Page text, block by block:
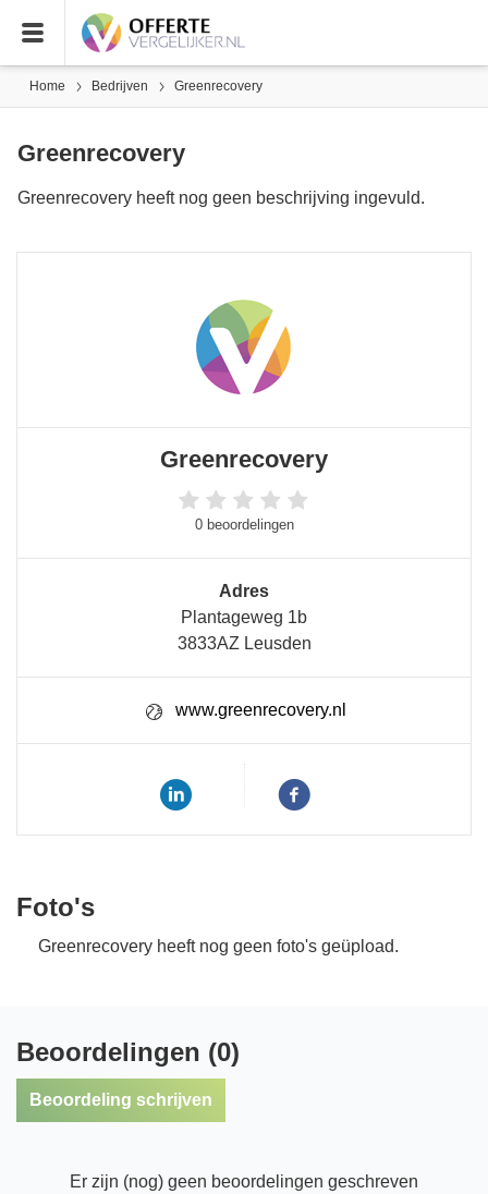
Home Bedrijven Greenrecovery
Greenrecovery
Greenrecovery heeft nog geen beschrijving ingevuld.
Greenrecovery
0 beoordelingen
Adres
Plantageweg 1b
3833AZ Leusden
www.greenrecovery.nl
Foto's
Greenrecovery heeft nog geen foto's geüpload.
Beoordelingen (0)
Beoordeling schrijven
Er zijn (nog) geen beoordelingen geschreven